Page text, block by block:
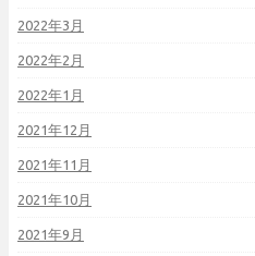
2022年3月
2022年2月
2022年1月
2021年12月
2021年11月
2021年10月
2021年9月